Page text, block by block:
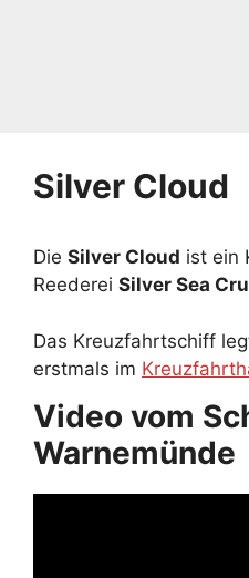
Silver Cloud
Die Silver Cloud ist ein
Reederei Silver Sea
Das Kreuzfahrtschiff
erstmals im
Video vom
Warnemünde